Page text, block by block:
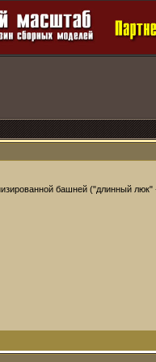
башней ("длинный